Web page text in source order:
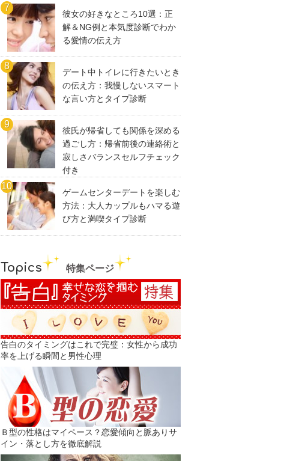
彼女の好きなところ10選：正
解＆NG例と本気度診断でわか
る愛情の伝え方
デート中トイレに行きたいとき
の伝え方：我慢しないスマート
な言い方とタイプ診断
彼氏が帰省しても関係を深める
過ごし方：帰省前後の連絡術と
寂しさバランスセルフチェック
付き
ゲームセンターデートを楽しむ
方法：大人カップルもハマる遊
び方と満喫タイプ診断
Topics 特集ページ
告白のタイミングはこれで完璧：女性から成功
率を上げる瞬間と男性心理
Ｂ型の性格はマイペース？恋愛傾向と脈ありサ
イン・落とし方を徹底解説